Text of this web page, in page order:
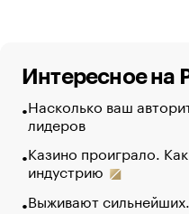
Интересное на
Насколько ваш
лидеров
Казино проиграло.
индустрию
Выживают